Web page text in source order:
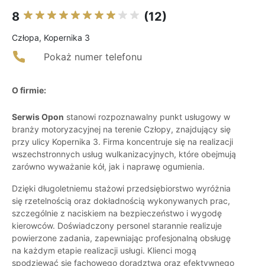
8 (12)
Człopa, Kopernika 3
Pokaż numer telefonu
O firmie:
Serwis Opon stanowi rozpoznawalny punkt usługowy w
branży motoryzacyjnej na terenie Człopy, znajdujący się
przy ulicy Kopernika 3. Firma koncentruje się na realizacji
wszechstronnych usług wulkanizacyjnych, które obejmują
zarówno wyważanie kół, jak i naprawę ogumienia.
Dzięki długoletniemu stażowi przedsiębiorstwo wyróżnia
się rzetelnością oraz dokładnością wykonywanych prac,
szczególnie z naciskiem na bezpieczeństwo i wygodę
kierowców. Doświadczony personel starannie realizuje
powierzone zadania, zapewniając profesjonalną obsługę
na każdym etapie realizacji usługi. Klienci mogą
spodziewać się fachowego doradztwa oraz efektywnego